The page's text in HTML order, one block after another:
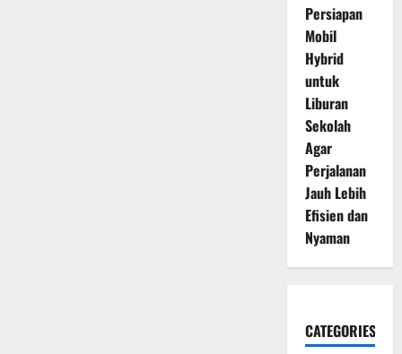
Persiapan
Mobil
Hybrid
untuk
Liburan
Sekolah
Agar
Perjalanan
Jauh Lebih
Efisien dan
Nyaman
CATEGORIES